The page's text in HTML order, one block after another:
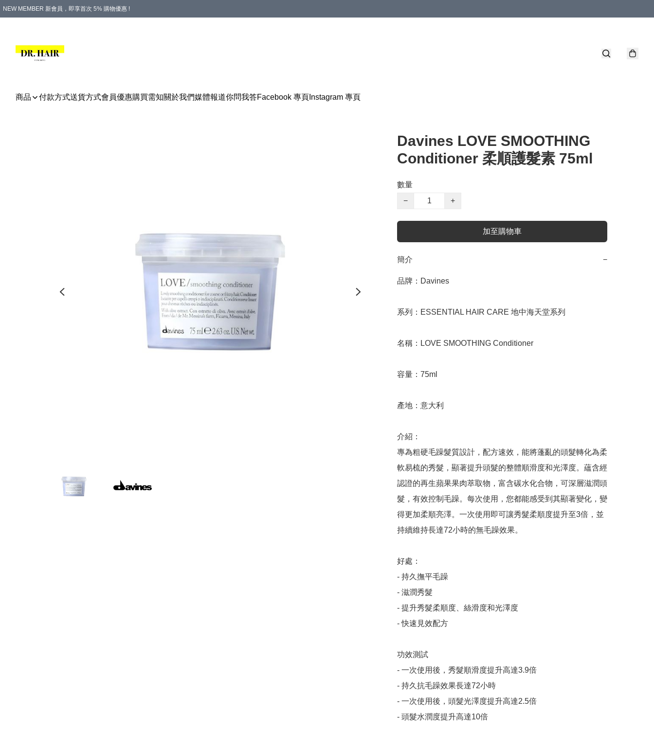
NEW MEMBER 新會員，即享首次 5% 購物優惠 !
商品 付款方式送貨方式會員優惠購買需知關於我們媒體報道你問我答Facebook 專頁 Instagram 專頁
Davines LOVE SMOOTHING
Conditioner 柔順護髮素 75ml
數量
−
+
加至購物車
簡介 −
品牌：Davines
系列：ESSENTIAL HAIR CARE 地中海天堂系列
名稱：LOVE SMOOTHING Conditioner
容量：75ml
產地：意大利
介紹：
專為粗硬毛躁髮質設計，配方速效，能將蓬亂的頭髮轉化為柔
軟易梳的秀髮，顯著提升頭髮的整體順滑度和光澤度。蘊含經
認證的再生蘋果果肉萃取物，富含碳水化合物，可深層滋潤頭
髮，有效控制毛躁。每次使用，您都能感受到其顯著變化，變
得更加柔順亮澤。一次使用即可讓秀髮柔順度提升至3倍，並
持續維持長達72小時的無毛躁效果。
好處：
- 持久撫平毛躁
- 滋潤秀髮
- 提升秀髮柔順度、絲滑度和光澤度
- 快速見效配方
功效測試
- 一次使用後，秀髮順滑度提升高達3.9倍
- 持久抗毛躁效果長達72小時
- 一次使用後，頭髮光澤度提升高達2.5倍
- 頭髮水潤度提升高達10倍